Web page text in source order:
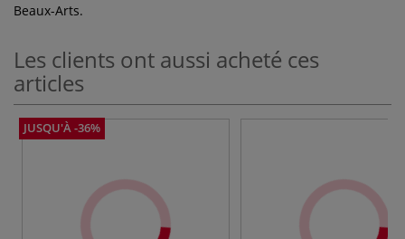
Beaux-Arts.
Les clients ont aussi acheté ces
articles
JUSQU'À -36%